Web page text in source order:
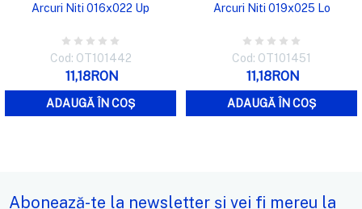
Arcuri Niti 016x022 Up
Cod: OT101442
11,18RON
ADAUGĂ ÎN COȘ
Arcuri Niti 019x025 Lo
Cod: OT101451
11,18RON
ADAUGĂ ÎN COȘ
Abonează-te la newsletter și vei fi mereu la